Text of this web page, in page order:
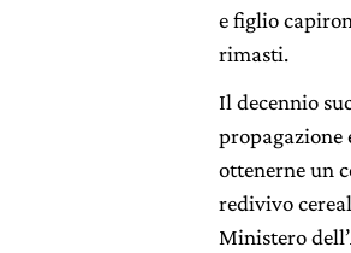
e figlio
rimasti.
Il decennio
propagazione
ottenerne un
redivivo
Ministero